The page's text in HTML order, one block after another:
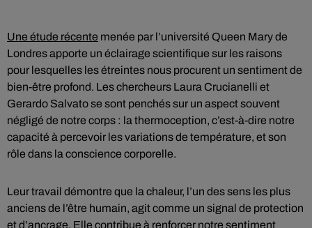
Une étude récente menée par l’université Queen Mary de
Londres apporte un éclairage scientifique sur les raisons
pour lesquelles les étreintes nous procurent un sentiment de
bien-être profond. Les chercheurs Laura Crucianelli et
Gerardo Salvato se sont penchés sur un aspect souvent
négligé de notre corps : la thermoception, c’est-à-dire notre
capacité à percevoir les variations de température, et son
rôle dans la conscience corporelle.
Leur travail démontre que la chaleur, l’un des sens les plus
anciens de l’être humain, agit comme un signal de protection
et d’ancrage. Elle contribue à renforcer notre sentiment